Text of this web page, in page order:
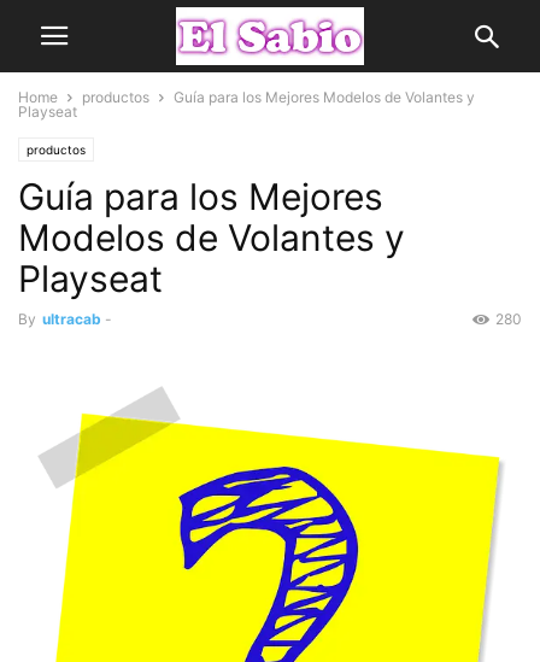
Home productos
Guía para los Mejores Modelos de Volantes y
Playseat
productos
Guía para los Mejores
Modelos de Volantes y
Playseat
By ultracab - 280